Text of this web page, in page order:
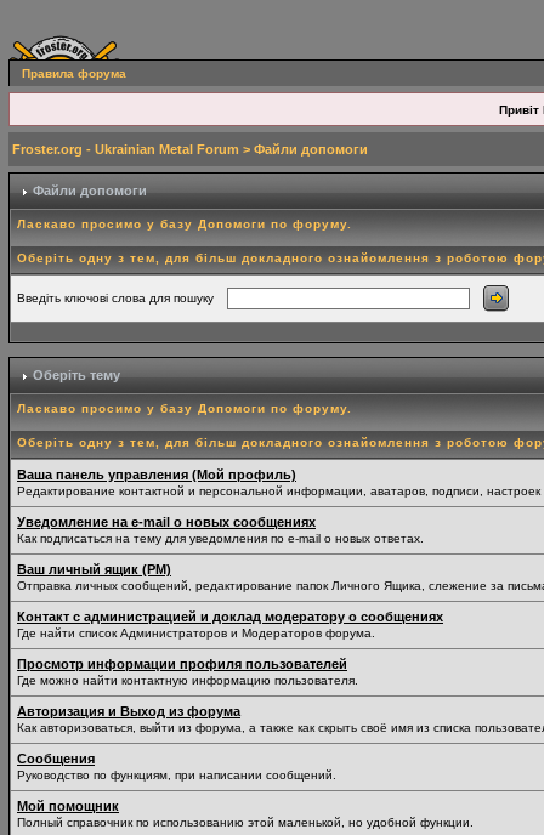
Правила форума
Привіт
Froster.org - Ukrainian Metal Forum > Файли допомоги
Файли допомоги
Ласкаво просимо у базу Допомоги по форуму.
Оберіть одну з тем, для більш докладного ознайомлення з роботою
Введіть ключові слова для пошуку
Оберіть тему
Ласкаво просимо у базу Допомоги по форуму.
Оберіть одну з тем, для більш докладного ознайомлення з роботою
Ваша панель управления (Мой профиль)
Редактирование контактной и персональной информации, аватаров, подписи,
Уведомление на e-mail о новых сообщениях
Как подписаться на тему для уведомления по e-mail о новых ответах.
Ваш личный ящик (PM)
Отправка личных сообщений, редактирование папок Личного Ящика, слежение за
Контакт с администрацией и доклад модератору о сообщениях
Где найти список Администраторов и Модераторов форума.
Просмотр информации профиля пользователей
Где можно найти контактную информацию пользователя.
Авторизация и Выход из форума
Как авторизоваться, выйти из форума, а также как скрыть своё имя из списка
Сообщения
Руководство по функциям, при написании сообщений.
Мой помощник
Полный справочник по использованию этой маленькой, но удобной функции.